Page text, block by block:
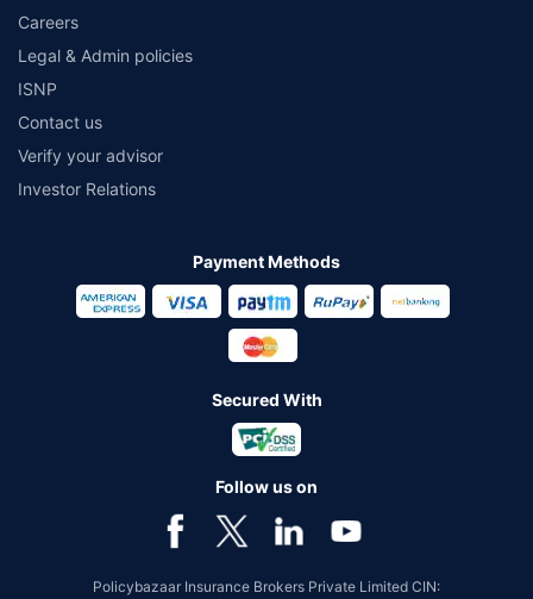
Careers
Legal & Admin policies
ISNP
Contact us
Verify your advisor
Investor Relations
Payment Methods
Secured With
Follow us on
Policybazaar Insurance Brokers Private Limited CIN: